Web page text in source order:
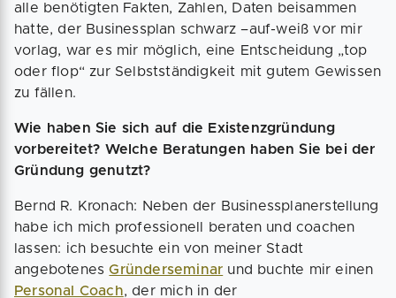
alle benötigten Fakten, Zahlen, Daten beisammen
hatte, der Businessplan schwarz –auf-weiß vor mir
vorlag, war es mir möglich, eine Entscheidung „top
oder flop“ zur Selbstständigkeit mit gutem Gewissen
zu fällen.
Wie haben Sie sich auf die Existenzgründung
vorbereitet? Welche Beratungen haben Sie bei der
Gründung genutzt?
Bernd R. Kronach: Neben der Businessplanerstellung
habe ich mich professionell beraten und coachen
lassen: ich besuchte ein von meiner Stadt
angebotenesGründerseminar und buchte mir einen
Personal Coach, der mich in der